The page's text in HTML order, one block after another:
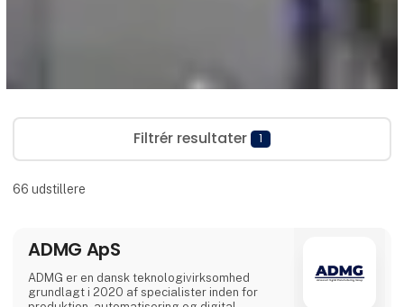
Filtrér resultater 1
66 udstillere
ADMG ApS
ADMG er en dansk teknologivirksomhed
grundlagt i 2020 af specialister inden for